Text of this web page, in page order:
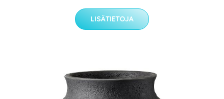
LISÄTIETOJA